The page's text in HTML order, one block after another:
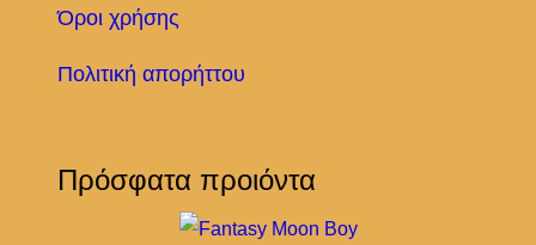
Όροι χρήσης
Πολιτική απορήττου
Πρόσφατα προιόντα